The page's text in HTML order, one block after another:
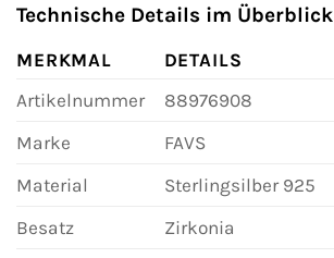
Technische Details im Überblick
MERKMAL
DETAILS
Artikelnummer
88976908
Marke
FAVS
Material
Sterlingsilber 925
Besatz
Zirkonia